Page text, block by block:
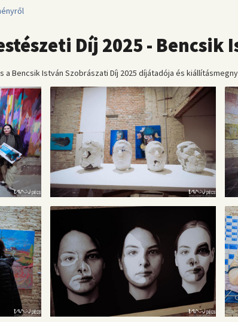
Díj 2025 - Bencsik
a Bencsik István Szobrászati Díj 2025 díjátadója és